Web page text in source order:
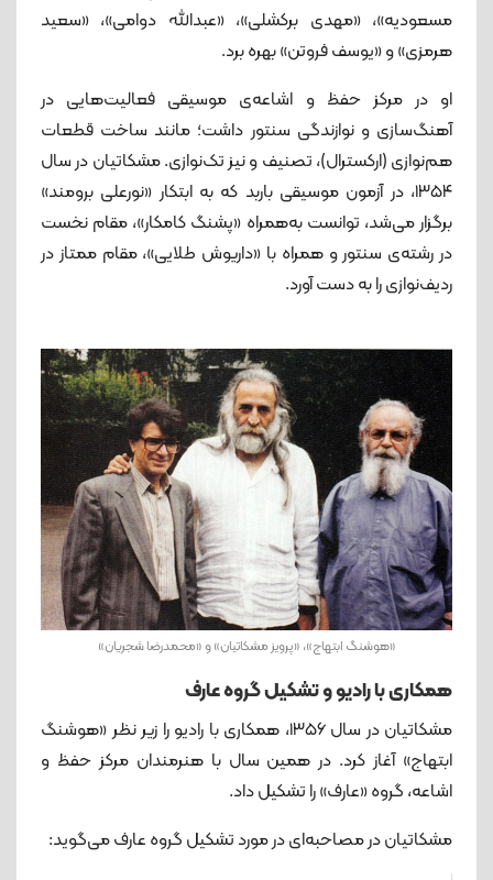
مسعودیه»، «مهدی برکشلی»، «عبدالله دوامی»، «سعید
هرمزی» و «یوسف فروتن» بهره برد.
او در مرکز حفظ و اشاعه‌ی موسیقی فعالیت‌هایی در
آهنگ‌سازی و نوازندگی سنتور داشت؛ مانند ساخت قطعات
هم‌نوازی (ارکسترال)، تصنیف و نیز تک‌نوازی. مشکاتیان در سال
۱۳۵۴، در آزمون موسیقی باربد که به ابتکار «نورعلی برومند»
برگزار می‌شد، توانست به‌همراه «پشنگ کامکار»، مقام نخست
در رشته‌ی سنتور و همراه با «داریوش طلایی»، مقام ممتاز در
ردیف‌نوازی را به دست آورد.
«هوشنگ ابتهاج»، «پرویز مشکاتیان» و «محمدرضا شجریان»
همکاری با رادیو و تشکیل گروه عارف
مشکاتیان در سال ۱۳۵۶، همکاری با رادیو را زیر نظر «هوشنگ
ابتهاج» آغاز کرد. در همین سال با هنرمندان مرکز حفظ و
اشاعه، گروه «عارف» را تشکیل داد.
مشکاتیان در مصاحبه‌ای در مورد تشکیل گروه عارف می‌گوید: